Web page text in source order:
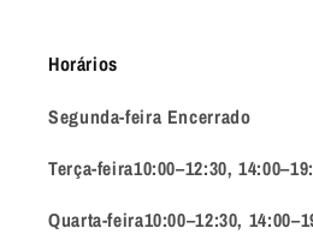
Horários
Segunda-feira Encerrado
Terça-feira10:00–12:30,
Quarta-feira10:00–12:30,